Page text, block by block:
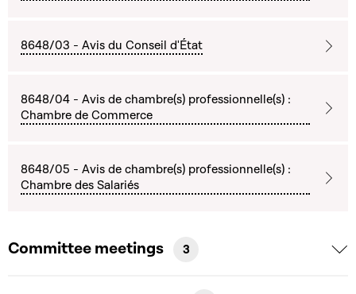
8648/03 - Avis du Conseil d'État
8648/04 - Avis de chambre(s) professionnelle(s) :
Chambre de Commerce
8648/05 - Avis de chambre(s) professionnelle(s) :
Chambre des Salariés
Committee meetings 3